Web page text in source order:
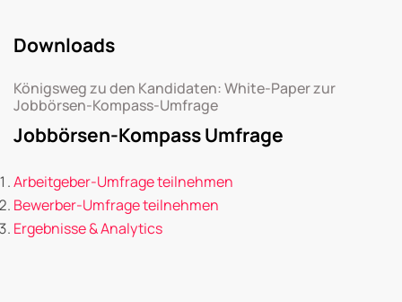
Downloads
Königsweg zu den Kandidaten: White-Paper zur
Jobbörsen-Kompass-Umfrage
Jobbörsen-Kompass Umfrage
Arbeitgeber-Umfrage teilnehmen
Bewerber-Umfrage teilnehmen
Ergebnisse & Analytics